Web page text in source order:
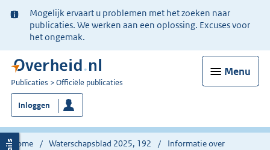
Ter
informatie:
Mogelijk ervaart u problemen met het zoeken naar
publicaties. We werken aan een oplossing. Excuses voor
het ongemak.
Menu
U
bent
nu
hier:
Publicaties Officiële publicaties
Inloggen
Home Waterschapsblad 2025, 192
Informatie over